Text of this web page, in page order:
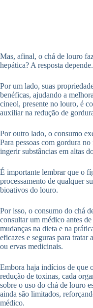
Mas, afinal, o chá de louro
hepática? A resposta depende.
Por um lado, suas
benéficas, ajudando a
cineol, presente no louro, é
auxiliar na redução de
Por outro lado, o consumo
Para pessoas com gordura
ingerir substâncias em altas
É importante lembrar que o
processamento de qualquer
bioativos do louro.
Por isso, o consumo do chá
consultar um médico antes
mudanças na dieta e na
eficazes e seguras para
ou ervas medicinais.
Embora haja indícios de que
redução de toxinas, cada
sobre o uso do chá de louro
ainda são limitados,
médico.